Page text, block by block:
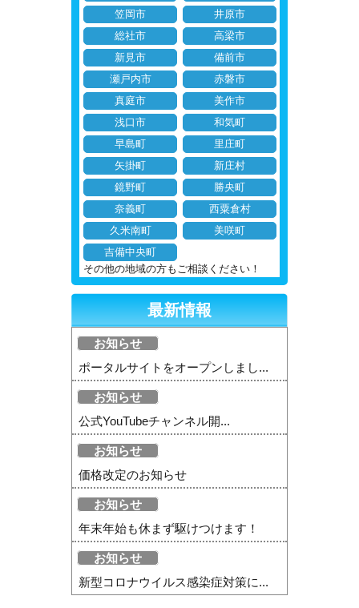
笠岡市
井原市
総社市
高梁市
新見市
備前市
瀬戸内市
赤磐市
真庭市
美作市
浅口市
和気町
早島町
里庄町
矢掛町
新庄村
鏡野町
勝央町
奈義町
西粟倉村
久米南町
美咲町
吉備中央町
その他の地域の方もご相談ください！
最新情報
お知らせ
ポータルサイトをオープンしまし...
お知らせ
公式YouTubeチャンネル開...
お知らせ
価格改定のお知らせ
お知らせ
年末年始も休まず駆けつけます！
お知らせ
新型コロナウイルス感染症対策に...